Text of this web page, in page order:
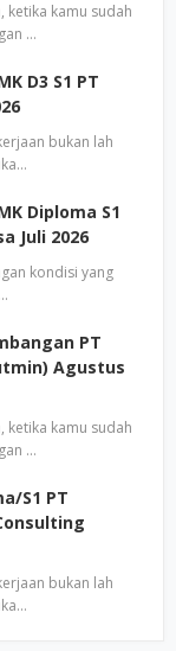
ketika kamu sudah
…
D3 S1 PT
bukan lah
Diploma S1
Juli 2026
kondisi yang
PT
Agustus
ketika kamu sudah
…
S1 PT
bukan lah